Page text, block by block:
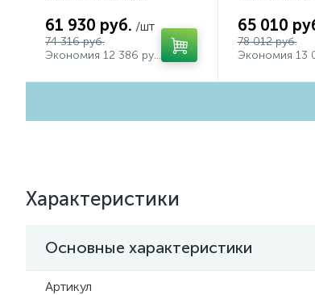
A9226, C9241, C9236,
N8488, N8484)
61 930 руб. /шт
74 316 руб.
Экономия 12 386 руб.
A9226,
N8477)
65 010
78 012 руб.
Характеристики
Основные характеристики
Артикул